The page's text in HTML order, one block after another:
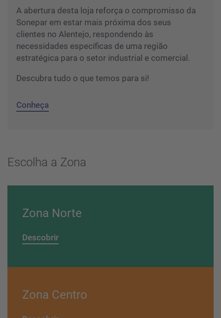
A abertura desta loja reforça o compromisso da
Sonepar em estar mais próxima dos seus
clientes no Alentejo, respondendo às
necessidades específicas de uma região
estratégica para o setor industrial e comercial.
Descubra tudo o que temos para si!
Conheça
Escolha a Zona
Zona Norte
Descobrir
Zona Centro